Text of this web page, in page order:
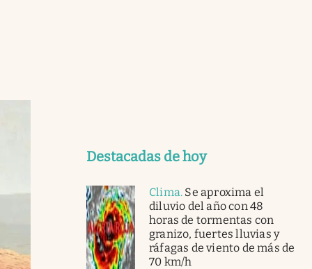
Destacadas de hoy
Clima. Se aproxima el
diluvio del año con 48
horas de tormentas con
granizo, fuertes lluvias y
ráfagas de viento de más de
70 km/h